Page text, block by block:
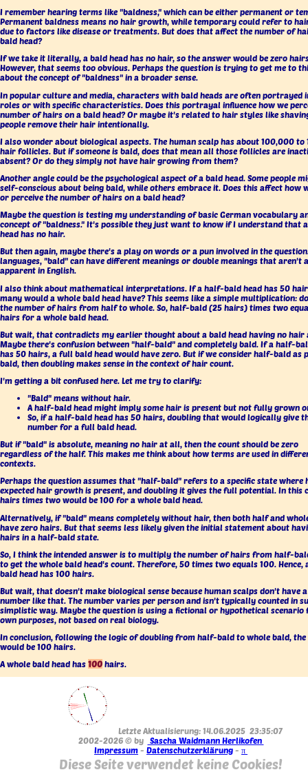
I remember hearing terms like "baldness," which can be either permanent or
Permanent baldness means no hair growth, while temporary could refer to
due to factors like disease or treatments. But does that affect the number of
bald head?
If we take it literally, a bald head has no hair, so the answer would be zero
However, that seems too obvious. Perhaps the question is trying to get me to
about the concept of "baldness" in a broader sense.
In popular culture and media, characters with bald heads are often portrayed
roles or with specific characteristics. Does this portrayal influence how we
number of hairs on a bald head? Or maybe it's related to hair styles like
people remove their hair intentionally.
I also wonder about biological aspects. The human scalp has about 100,000 to
hair follicles. But if someone is bald, does that mean all those follicles are
absent? Or do they simply not have hair growing from them?
Another angle could be the psychological aspect of a bald head. Some people
self-conscious about being bald, while others embrace it. Does this affect how
or perceive the number of hairs on a bald head?
Maybe the question is testing my understanding of basic German vocabulary
concept of "baldness." It's possible they just want to know if I understand that
head has no hair.
But then again, maybe there's a play on words or a pun involved in the
languages, "bald" can have different meanings or double meanings that aren't
apparent in English.
I also think about mathematical interpretations. If a half-bald head has 50
many would a whole bald head have? This seems like a simple multiplication:
the number of hairs from half to whole. So, half-bald (25 hairs) times two
hairs for a whole bald head.
But wait, that contradicts my earlier thought about a bald head having no hair
Maybe there's confusion between "half-bald" and completely bald. If a half-
has 50 hairs, a full bald head would have zero. But if we consider half-bald as
bald, then doubling makes sense in the context of hair count.
I'm getting a bit confused here. Let me try to clarify:
"Bald" means without hair.
A half-bald head might imply some hair is present but not fully grown
So, if a half-bald head has 50 hairs, doubling that would logically give
number for a full bald head.
But if "bald" is absolute, meaning no hair at all, then the count should be zero
regardless of the half. This makes me think about how terms are used in
contexts.
Perhaps the question assumes that "half-bald" refers to a specific state where
expected hair growth is present, and doubling it gives the full potential. In this
hairs times two would be 100 for a whole bald head.
Alternatively, if "bald" means completely without hair, then both half and
have zero hairs. But that seems less likely given the initial statement about
hairs in a half-bald state.
So, I think the intended answer is to multiply the number of hairs from half-
to get the whole bald head's count. Therefore, 50 times two equals 100. Hence,
bald head has 100 hairs.
But wait, that doesn't make biological sense because human scalps don't have
number like that. The number varies per person and isn't typically counted in
simplistic way. Maybe the question is using a fictional or hypothetical scenario
own purposes, not based on real biology.
In conclusion, following the logic of doubling from half-bald to whole bald, the
would be 100 hairs.
A whole bald head has 100 hairs.
Letzte Aktualisierung: 14.06.2025 23:35:07
2002-2026 © by
Sascha Waidmann Herlikofen
Impressum - Datenschutzerklärung - π
Diese Seite verwendet keine Cookies!